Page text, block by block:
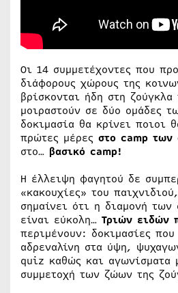
Οι 14 συμμετέχοντες που
διάφορους χώρους της
βρίσκονται ήδη στη
μοιραστούν σε δύο ομάδες
δοκιμασία θα κρίνει ποιοι
πρώτες μέρες στο camp των
στο… βασικό camp!
Η έλλειψη φαγητού δε
«κακουχίες» του
σημαίνει ότι η διαμονή
είναι εύκολη… Τριών ειδών
περιμένουν: δοκιμασίες
αδρεναλίνη στα ύψη,
quiz καθώς και αγωνίσματα
συμμετοχή των ζώων της